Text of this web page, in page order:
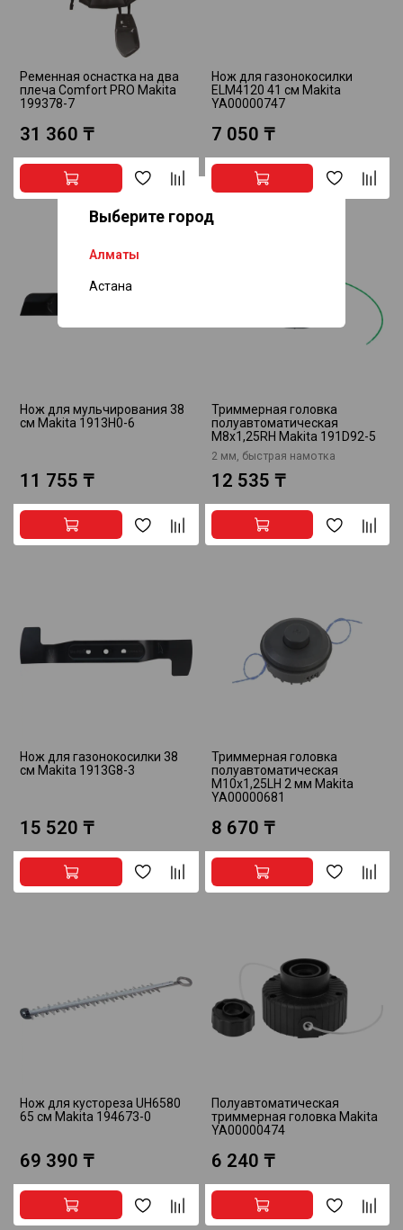
Выберите город
Алматы
Астана
Ременная оснастка на два
плеча Comfort PRO Makita
199378-7
31 360 ₸
Нож для газонокосилки
ELM4120 41 см Makita
YA00000747
7 050 ₸
Нож для мульчирования 38
см Makita 1913H0-6
11 755 ₸
Триммерная головка
полуавтоматическая
M8x1,25RH Makita 191D92-5
2 мм, быстрая намотка
12 535 ₸
Нож для газонокосилки 38
см Makita 1913G8-3
15 520 ₸
Триммерная головка
полуавтоматическая
М10х1,25LH 2 мм Makita
YA00000681
8 670 ₸
Нож для кустореза UH6580
65 см Makita 194673-0
69 390 ₸
Полуавтоматическая
триммерная головка Makita
YA00000474
6 240 ₸